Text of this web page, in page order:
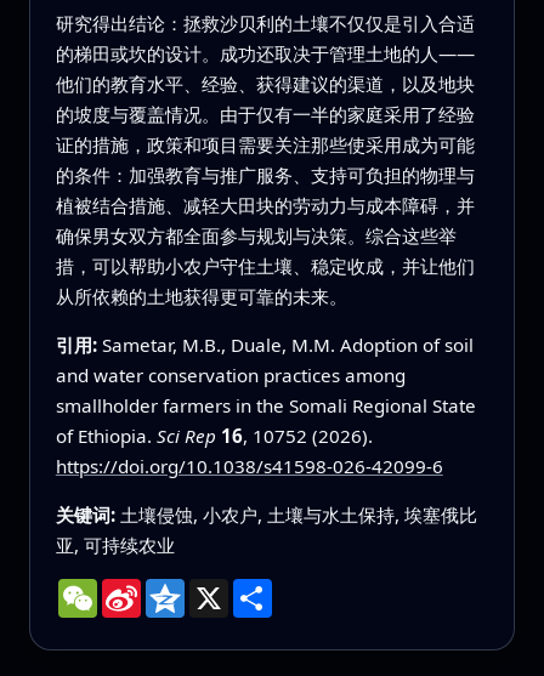
研究得出结论：拯救沙贝利的土壤不仅仅是引入合适
的梯田或坎的设计。成功还取决于管理土地的人——
他们的教育水平、经验、获得建议的渠道，以及地块
的坡度与覆盖情况。由于仅有一半的家庭采用了经验
证的措施，政策和项目需要关注那些使采用成为可能
的条件：加强教育与推广服务、支持可负担的物理与
植被结合措施、减轻大田块的劳动力与成本障碍，并
确保男女双方都全面参与规划与决策。综合这些举
措，可以帮助小农户守住土壤、稳定收成，并让他们
从所依赖的土地获得更可靠的未来。
引用: Sametar, M.B., Duale, M.M. Adoption of soil
and water conservation practices among
smallholder farmers in the Somali Regional State
of Ethiopia. Sci Rep 16, 10752 (2026).
https://doi.org/10.1038/s41598-026-42099-6
关键词: 土壤侵蚀, 小农户, 土壤与水土保持, 埃塞俄比
亚, 可持续农业
WeChat
Sina
Weibo
Qzone
X 分
享